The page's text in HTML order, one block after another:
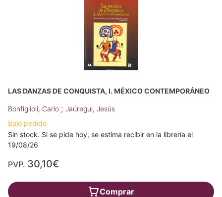
LAS DANZAS DE CONQUISTA, I. MÉXICO CONTEMPORÁNEO
Bonfiglioli, Carlo ; Jaúregui, Jesús
Bajo pedido
Sin stock. Si se pide hoy, se estima recibir en la librería el
19/08/26
PVP. 30,10€
Comprar